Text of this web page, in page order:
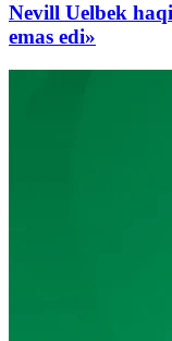
Nevill Uelbek
emas edi»